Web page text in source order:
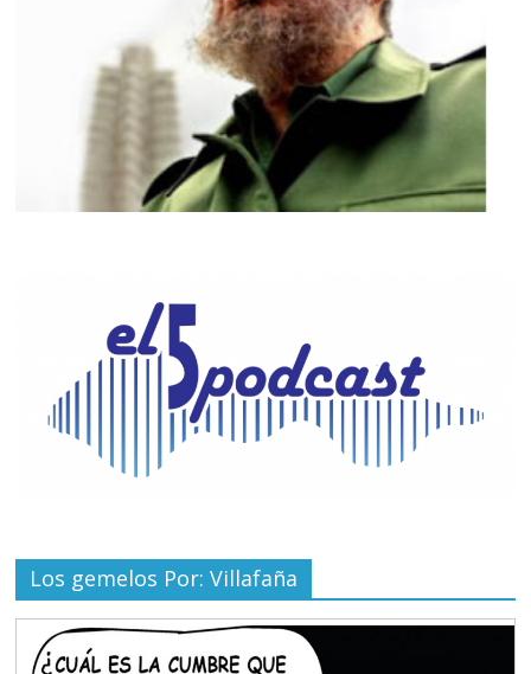
Los gemelos Por: Villafaña